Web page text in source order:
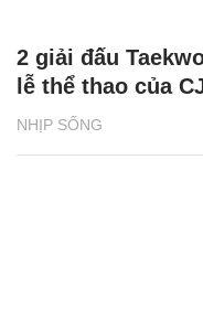
NHỊP SỐNG
2 giải đấu
lễ thể thao của